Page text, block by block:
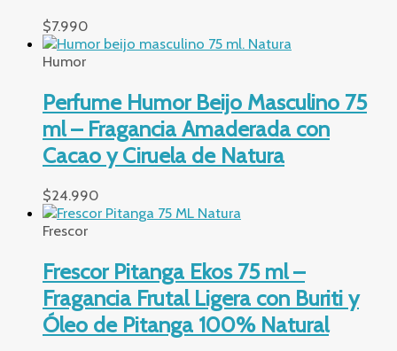
$7.990
Humor
Perfume Humor Beijo Masculino 75
ml – Fragancia Amaderada con
Cacao y Ciruela de Natura
$24.990
Frescor
Frescor Pitanga Ekos 75 ml –
Fragancia Frutal Ligera con Buriti y
Óleo de Pitanga 100% Natural